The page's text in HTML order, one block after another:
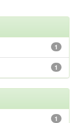
1
1
1